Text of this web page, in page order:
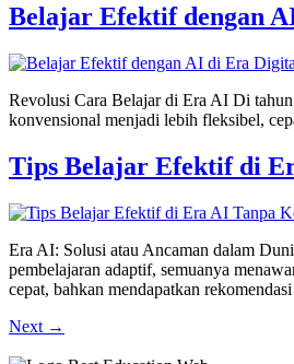
Belajar Efektif dengan
Revolusi Cara Belajar di Era AI Di
konvensional menjadi lebih fleksibel,
Tips Belajar Efektif di
Era AI: Solusi atau Ancaman dalam
pembelajaran adaptif, semuanya
cepat, bahkan mendapatkan
Next →